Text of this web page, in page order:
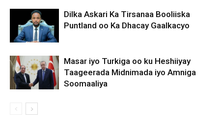
Dilka Askari Ka Tirsanaa Booliiska
Puntland oo Ka Dhacay Gaalkacyo
Masar iyo Turkiga oo ku Heshiiyay
Taageerada Midnimada iyo Amniga
Soomaaliya